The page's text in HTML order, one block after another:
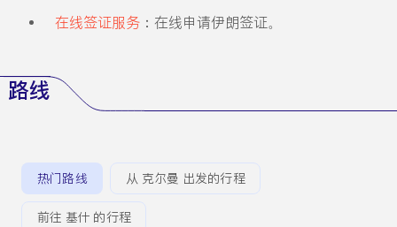
在线签证服务：在线申请伊朗签证。
路线
热门路线 从 克尔曼 出发的行程
前往 基什 的行程